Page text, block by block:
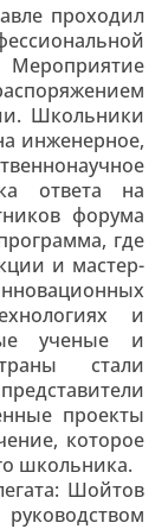
проходил
Школьники
инженерное,
ответа на
форума
где
и мастер-
и
ученые и
стали
проекты
которое
школьника.
Шойтов